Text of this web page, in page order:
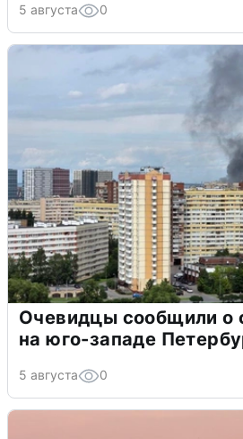
5 августа 0
Очевидцы сообщили о
на юго-западе
5 августа 0